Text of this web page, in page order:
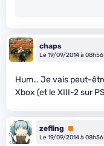
chaps
Le 19/09/2014 à 08h56
Hum… Je vais peut-
Xbox (et le XIII-2 sur
zefling
Premium
Le 19/09/2014 à 08h56